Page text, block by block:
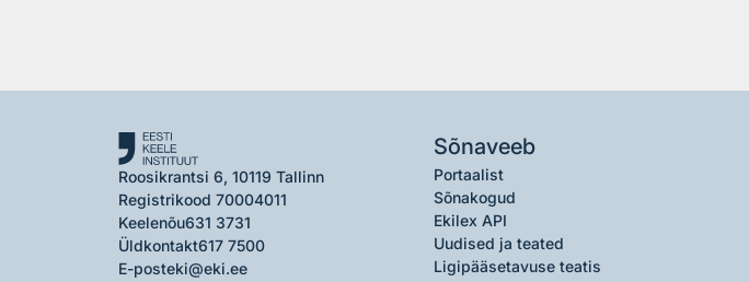
Roosikrantsi 6, 10119 Tallinn
Registrikood 70004011
Keelenõu631 3731
Üldkontakt617 7500
E-posteki@eki.ee
Sõnaveeb
Portaalist
Sõnakogud
Ekilex API
Uudised ja teated
Ligipääsetavuse teatis